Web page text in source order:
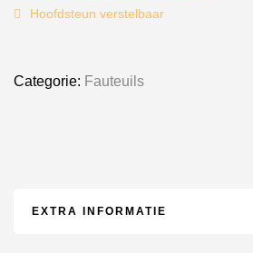
Hoofdsteun verstelbaar
Categorie: Fauteuils
EXTRA INFORMATIE